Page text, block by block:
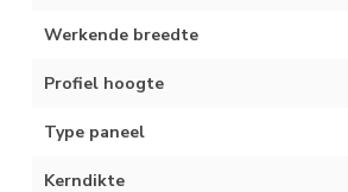
Werkende breedte
Profiel hoogte
Type paneel
Kerndikte